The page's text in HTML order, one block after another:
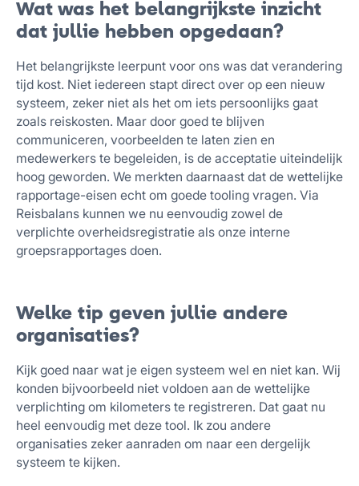
Wat was het belangrijkste inzicht
dat jullie hebben opgedaan?
Het belangrijkste leerpunt voor ons was dat verandering
tijd kost. Niet iedereen stapt direct over op een nieuw
systeem, zeker niet als het om iets persoonlijks gaat
zoals reiskosten. Maar door goed te blijven
communiceren, voorbeelden te laten zien en
medewerkers te begeleiden, is de acceptatie uiteindelijk
hoog geworden. We merkten daarnaast dat de wettelijke
rapportage-eisen echt om goede tooling vragen. Via
Reisbalans kunnen we nu eenvoudig zowel de
verplichte overheidsregistratie als onze interne
groepsrapportages doen.
Welke tip geven jullie andere
organisaties?
Kijk goed naar wat je eigen systeem wel en niet kan. Wij
konden bijvoorbeeld niet voldoen aan de wettelijke
verplichting om kilometers te registreren. Dat gaat nu
heel eenvoudig met deze tool. Ik zou andere
organisaties zeker aanraden om naar een dergelijk
systeem te kijken.